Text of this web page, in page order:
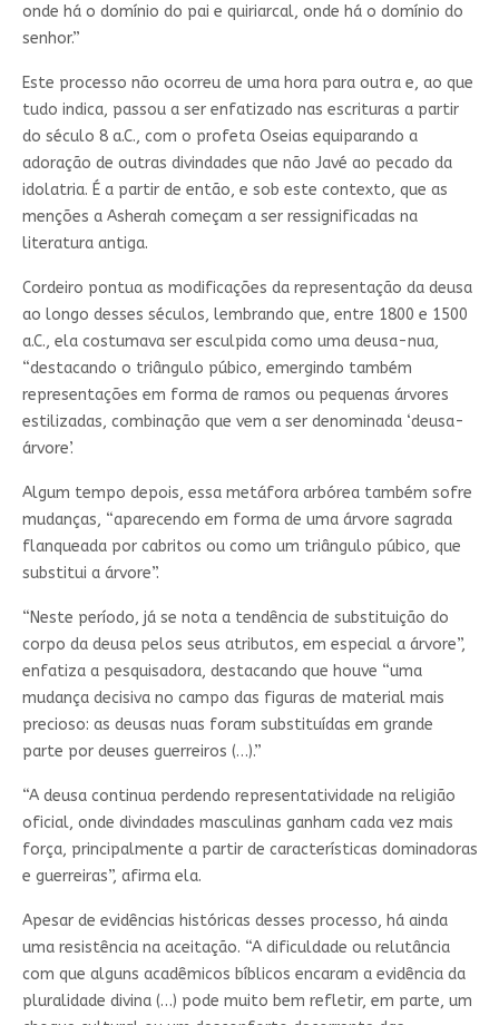
onde há o domínio do pai e quiriarcal, onde há o domínio do
senhor.”
Este processo não ocorreu de uma hora para outra e, ao que
tudo indica, passou a ser enfatizado nas escrituras a partir
do século 8 a.C., com o profeta Oseias equiparando a
adoração de outras divindades que não Javé ao pecado da
idolatria. É a partir de então, e sob este contexto, que as
menções a Asherah começam a ser ressignificadas na
literatura antiga.
Cordeiro pontua as modificações da representação da deusa
ao longo desses séculos, lembrando que, entre 1800 e 1500
a.C., ela costumava ser esculpida como uma deusa-nua,
“destacando o triângulo púbico, emergindo também
representações em forma de ramos ou pequenas árvores
estilizadas, combinação que vem a ser denominada ‘deusa-
árvore’.
Algum tempo depois, essa metáfora arbórea também sofre
mudanças, “aparecendo em forma de uma árvore sagrada
flanqueada por cabritos ou como um triângulo púbico, que
substitui a árvore”.
“Neste período, já se nota a tendência de substituição do
corpo da deusa pelos seus atributos, em especial a árvore”,
enfatiza a pesquisadora, destacando que houve “uma
mudança decisiva no campo das figuras de material mais
precioso: as deusas nuas foram substituídas em grande
parte por deuses guerreiros (…).”
“A deusa continua perdendo representatividade na religião
oficial, onde divindades masculinas ganham cada vez mais
força, principalmente a partir de características dominadoras
e guerreiras”, afirma ela.
Apesar de evidências históricas desses processo, há ainda
uma resistência na aceitação. “A dificuldade ou relutância
com que alguns acadêmicos bíblicos encaram a evidência da
pluralidade divina (…) pode muito bem refletir, em parte, um